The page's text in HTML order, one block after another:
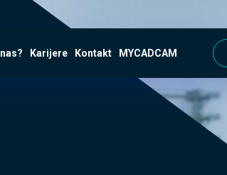
Karijere Kontakt MYCADCAM